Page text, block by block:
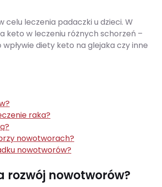
leczenia padaczki u dzieci. W
keto w leczeniu różnych schorzeń –
diety keto na glejaka czy inne
raka?
nowotworach?
nowotworów?
rozwój nowotworów?